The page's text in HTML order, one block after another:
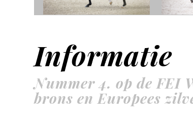
Informatie
Nummer 4. op de FEI
brons en Europees